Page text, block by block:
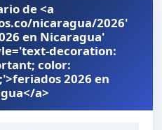
de <a
nicaragua/2026'
en Nicaragua'
decoration:
color:
2026 en
a>